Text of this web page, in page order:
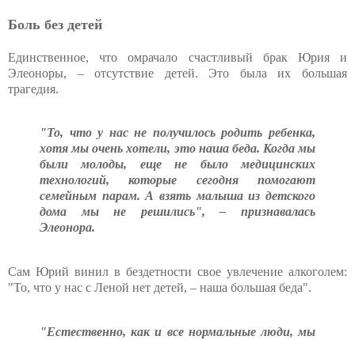
Боль без детей
Единственное, что омрачало счастливый брак Юрия и
Элеоноры, – отсутствие детей. Это была их большая
трагедия.
"То, что у нас не получилось родить ребенка,
хотя мы очень хотели, это наша беда. Когда мы
были молоды, еще не было медицинских
технологий, которые сегодня помогают
семейным парам. А взять малыша из детского
дома мы не решились", – признавалась
Элеонора.
Сам Юрий винил в бездетности свое увлечение алкоголем:
"То, что у нас с Леной нет детей, – наша большая беда".
"Естественно, как и все нормальные люди, мы